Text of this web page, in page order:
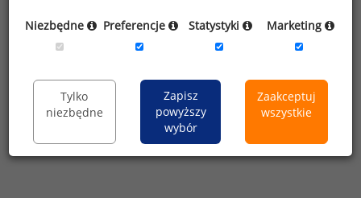
adres e-mail ofert handlowych oraz
informacji marketingowych. Oświadczam,
temat przetwarzania.
Niezbędne Preferencje Statystyki Marketing
Tylko
niezbędne
Zapisz
powyższy
wybór
Zaakceptuj
wszystkie